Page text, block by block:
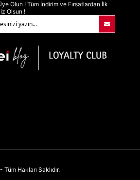
Olun ! Tüm İndirim ve Fırsatlardan İlk
Olsun !
Tüm Hakları Saklıdır.